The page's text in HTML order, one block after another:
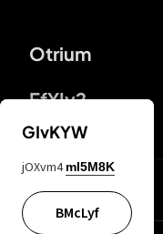
Otrium
FfYIy2
65A04M
GIvKYW
jOXvm4 mI5M8K
BMcLyf